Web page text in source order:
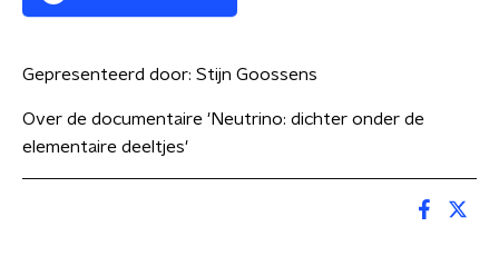
Gepresenteerd door: Stijn Goossens
Over de documentaire 'Neutrino: dichter onder de
elementaire deeltjes'